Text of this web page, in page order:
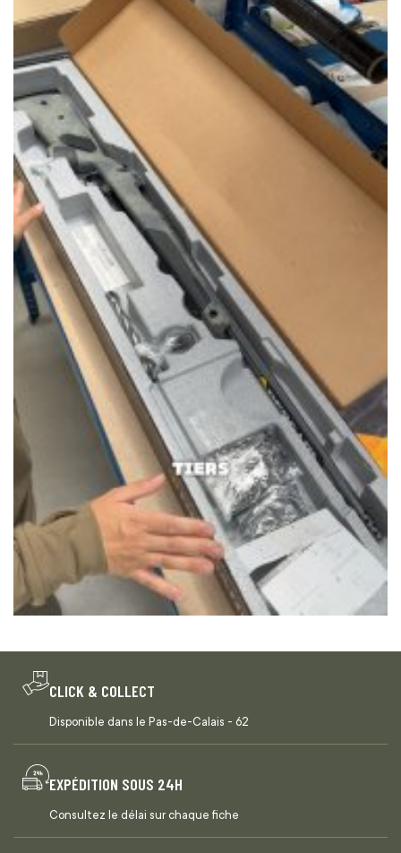
CLICK & COLLECT
Disponible dans le Pas-de-Calais - 62
EXPÉDITION SOUS 24H
Consultez le délai sur chaque fiche